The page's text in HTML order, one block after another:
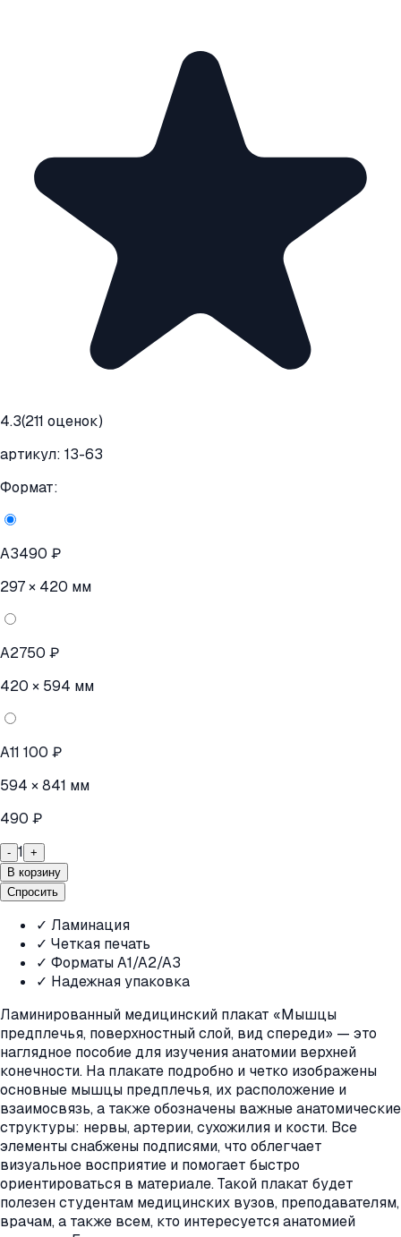
4.3(211 оценок)
артикул: 13-63
Формат:
A3490 ₽
297 × 420 мм
A2750 ₽
420 × 594 мм
A11 100 ₽
594 × 841 мм
490 ₽
- 1 +
В корзину
Спросить
✓ Ламинация
✓ Четкая печать
✓ Форматы A1/A2/A3
✓ Надежная упаковка
Ламинированный медицинский плакат «Мышцы
предплечья, поверхностный слой, вид спереди» — это
наглядное пособие для изучения анатомии верхней
конечности. На плакате подробно и четко изображены
основные мышцы предплечья, их расположение и
взаимосвязь, а также обозначены важные анатомические
структуры: нервы, артерии, сухожилия и кости. Все
элементы снабжены подписями, что облегчает
визуальное восприятие и помогает быстро
ориентироваться в материале. Такой плакат будет
полезен студентам медицинских вузов, преподавателям,
врачам, а также всем, кто интересуется анатомией